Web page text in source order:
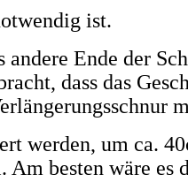
ist.
Ende der
dass das
werden, um ca.
besten wäre